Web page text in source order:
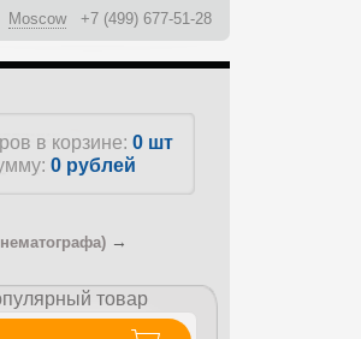
Moscow +7 (499) 677-51-28
в корзине: 0 шт
0 рублей
→
товар